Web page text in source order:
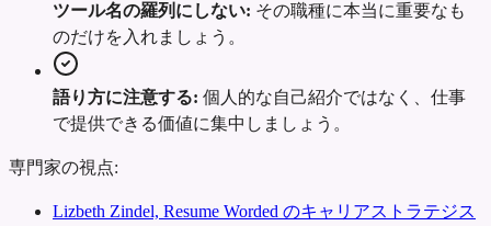
ツール名の羅列にしない: その職種に本当に重要なも
のだけを入れましょう。
語り方に注意する: 個人的な自己紹介ではなく、仕事
で提供できる価値に集中しましょう。
専門家の視点:
Lizbeth Zindel, Resume Worded のキャリアストラテジス